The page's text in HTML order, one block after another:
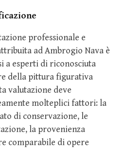
professionale e
ad Ambrogio Nava è
a esperti di riconosciuta
della pittura figurativa
valutazione deve
molteplici fattori: la
di conservazione, le
la provenienza
comparabile di opere